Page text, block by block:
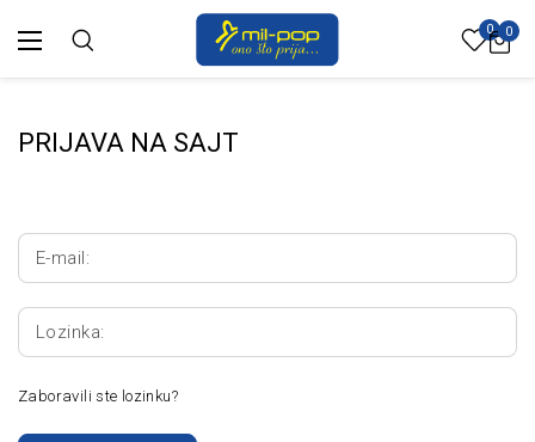
0 0
PRIJAVA NA SAJT
E-mail:
Lozinka:
Zaboravili ste lozinku?